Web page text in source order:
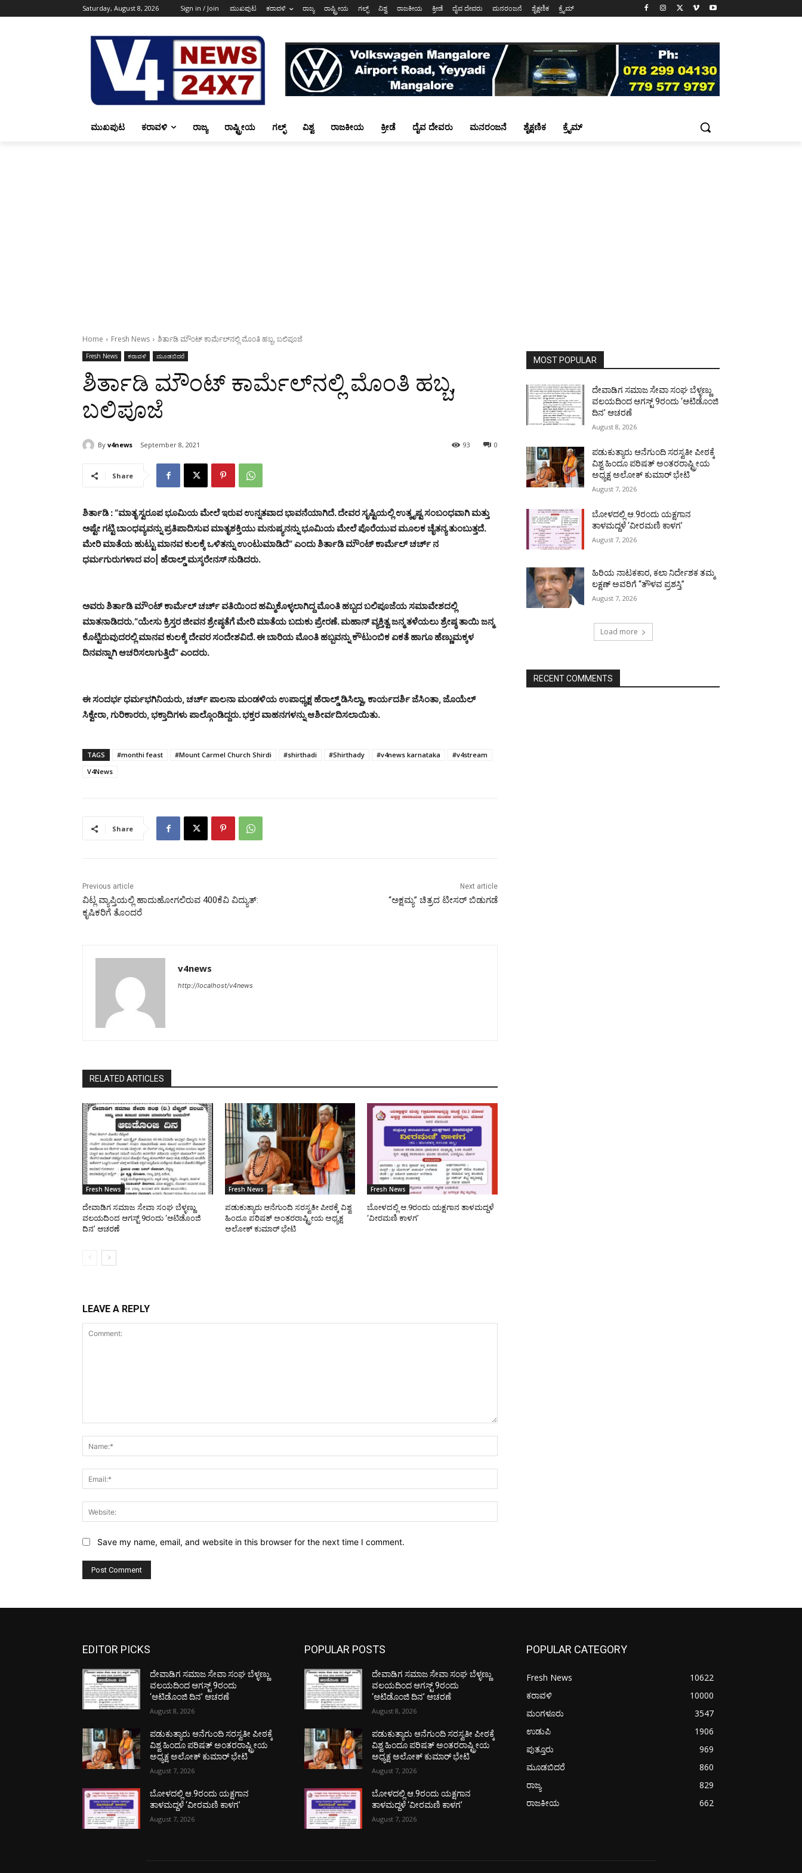
Saturday, August 8, 2026 Sign in / Join ಮುಖಪುಟ ಕರಾವಳಿ ರಾಜ್ಯ ರಾಷ್ಟ್ರೀಯ ಗಲ್ಫ್ ವಿಶ್ವ ರಾಜಕೀಯ ಕ್ರೀಡೆ ದೈವ ದೇವರು ಮನರಂಜನೆ ಶೈಕ್ಷಣಿಕ ಕ್ರೈಮ್
ಮುಖಪುಟ ಕರಾವಳಿ ರಾಜ್ಯ ರಾಷ್ಟ್ರೀಯ ಗಲ್ಫ್ ವಿಶ್ವ ರಾಜಕೀಯ ಕ್ರೀಡೆ ದೈವ ದೇವರು ಮನರಂಜನೆ ಶೈಕ್ಷಣಿಕ ಕ್ರೈಮ್
Home Fresh News ಶಿರ್ತಾಡಿ ಮೌಂಟ್ ಕಾರ್ಮೆಲ್‌ನಲ್ಲಿ ಮೊಂತಿ ಹಬ್ಬ, ಬಲಿಪೂಜೆ
Fresh News ಕರಾವಳಿ ಮೂಡಬಿದರೆ
ಶಿರ್ತಾಡಿ ಮೌಂಟ್ ಕಾರ್ಮೆಲ್‌ನಲ್ಲಿ ಮೊಂತಿ ಹಬ್ಬ,
ಬಲಿಪೂಜೆ
By v4news September 8, 2021 0
93
Share
ಶಿರ್ತಾಡಿ : “ಮಾತೃ ಸ್ವರೂಪ ಭೂಮಿಯ ಮೇಲೆ ಇರುವ ಉನ್ನತವಾದ ಭಾವನೆಯಾಗಿದೆ. ದೇವರ ಸೃಷ್ಟಿಯಲ್ಲಿ ಉತ್ಕೃಷ್ಟ ಸಂಬಂಧವಾಗಿ ಮತ್ತು
ಅಷ್ಟೇ ಗಟ್ಟಿ ಬಾಂಧವ್ಯವನ್ನು ಪ್ರತಿಪಾದಿಸುವ ಮಾತೃಶಕ್ತಿಯು ಮನುಷ್ಯನನ್ನು ಭೂಮಿಯ ಮೇಲೆ ಪೊರೆಯುವ ಮೂಲಕ ಚೈತನ್ಯ ತುಂಬುತ್ತದೆ.
ಮೇರಿ ಮಾತೆಯ ಹುಟ್ಟು ಮಾನವ ಕುಲಕ್ಕೆ ಒಳಿತನ್ನು ಉಂಟುಮಾಡಿದೆ” ಎಂದು ಶಿರ್ತಾಡಿ ಮೌಂಟ್ ಕಾರ್ಮೆಲ್ ಚರ್ಚ್ ನ
ಧರ್ಮಗುರುಗಳಾದ ವಂ| ಹೆರಾಲ್ಡ್ ಮಸ್ಕರೇನಸ್ ನುಡಿದರು.
ಅವರು ಶಿರ್ತಾಡಿ ಮೌಂಟ್ ಕಾರ್ಮೆಲ್ ಚರ್ಚ್ ವತಿಯಿಂದ ಹಮ್ಮಿಕೊಳ್ಳಲಾಗಿದ್ದ ಮೊಂತಿ ಹಬ್ಬದ ಬಲಿಪೂಜೆಯ ಸಮಾವೇಶದಲ್ಲಿ
ಮಾತನಾಡಿದರು.“ಯೇಸು ಕ್ರಿಸ್ತರ ಜೀವನ ಶ್ರೇಷ್ಠತೆಗೆ ಮೇರಿ ಮಾತೆಯ ಬದುಕು ಪ್ರೇರಣೆ. ಮಹಾನ್ ವ್ಯಕ್ತಿತ್ವ ಜನ್ಮ ತಳೆಯಲು ಶ್ರೇಷ್ಠ ತಾಯಿ ಜನ್ಮ
ಕೊಟ್ಟಿರುವುದರಲ್ಲಿ ಮಾನವ ಕುಲಕ್ಕೆ ದೇವರ ಸಂದೇಶವಿದೆ. ಈ ಬಾರಿಯ ಮೊಂತಿ ಹಬ್ಬವನ್ನು ಕೌಟುಂಬಿಕ ಏಕತೆ ಹಾಗೂ ಹೆಣ್ಣುಮಕ್ಕಳ
ದಿನವನ್ನಾಗಿ ಆಚರಿಸಲಾಗುತ್ತಿದೆ” ಎಂದರು.
ಈ ಸಂದರ್ಭ ಧರ್ಮಭಗಿನಿಯರು, ಚರ್ಚ್ ಪಾಲನಾ ಮಂಡಳಿಯ ಉಪಾಧ್ಯಕ್ಷ ಹೆರಾಲ್ಡ್ ಡಿಸಿಲ್ವಾ, ಕಾರ್ಯದರ್ಶಿ ಜೆಸಿಂತಾ, ಜೊಯೆಲ್
ಸಿಕ್ವೇರಾ, ಗುರಿಕಾರರು, ಭಕ್ತಾದಿಗಳು ಪಾಲ್ಗೊಂಡಿದ್ದರು.ಭಕ್ತರ ವಾಹನಗಳನ್ನು ಆಶೀರ್ವದಿಸಲಾಯಿತು.
TAGS #monthi feast #Mount Carmel Church Shirdi #shirthadi #Shirthady #v4news karnataka
#v4stream
V4News
Share
Previous article
ವಿಟ್ಲ ವ್ಯಾಪ್ತಿಯಲ್ಲಿ ಹಾದುಹೋಗಲಿರುವ 400ಕೆವಿ ವಿದ್ಯುತ್:
ಕೃಷಿಕರಿಗೆ ತೊಂದರೆ
Next article
“ಅಕ್ಷಮ್ಯ” ಚಿತ್ರದ ಟೀಸರ್ ಬಿಡುಗಡೆ
v4news
http://localhost/v4news
RELATED ARTICLES
Fresh News
ದೇವಾಡಿಗ ಸಮಾಜ ಸೇವಾ ಸಂಘ ಬೆಳ್ಳಣ್ಣು
ವಲಯದಿಂದ ಆಗಸ್ಟ್ 9ರಂದು ‘ಆಟಿಡೊಂಜಿ
ದಿನ’ ಆಚರಣೆ
Fresh News
ಪಡುಕುತ್ಯಾರು ಆನೆಗುಂದಿ ಸರಸ್ವತೀ ಪೀಠಕ್ಕೆ ವಿಶ್ವ
ಹಿಂದೂ ಪರಿಷತ್ ಅಂತರರಾಷ್ಟ್ರೀಯ ಅಧ್ಯಕ್ಷ
ಅಲೋಕ್ ಕುಮಾರ್ ಭೇಟಿ
Fresh News
ಬೋಳದಲ್ಲಿ ಆ.9ರಂದು ಯಕ್ಷಗಾನ ತಾಳಮದ್ದಳೆ
‘ವೀರಮಣಿ ಕಾಳಗ’
LEAVE A REPLY
Save my name, email, and website in this browser for the next time I comment.
MOST POPULAR
ದೇವಾಡಿಗ ಸಮಾಜ ಸೇವಾ ಸಂಘ ಬೆಳ್ಳಣ್ಣು
ವಲಯದಿಂದ ಆಗಸ್ಟ್ 9ರಂದು ‘ಆಟಿಡೊಂಜಿ
ದಿನ’ ಆಚರಣೆ
August 8, 2026
ಪಡುಕುತ್ಯಾರು ಆನೆಗುಂದಿ ಸರಸ್ವತೀ ಪೀಠಕ್ಕೆ
ವಿಶ್ವ ಹಿಂದೂ ಪರಿಷತ್ ಅಂತರರಾಷ್ಟ್ರೀಯ
ಅಧ್ಯಕ್ಷ ಅಲೋಕ್ ಕುಮಾರ್ ಭೇಟಿ
August 7, 2026
ಬೋಳದಲ್ಲಿ ಆ.9ರಂದು ಯಕ್ಷಗಾನ
ತಾಳಮದ್ದಳೆ ‘ವೀರಮಣಿ ಕಾಳಗ’
August 7, 2026
ಹಿರಿಯ ನಾಟಕಕಾರ, ಕಲಾ ನಿರ್ದೇಶಕ ತಮ್ಮ
ಲಕ್ಷಣ್ ಅವರಿಗೆ “ತೌಳವ ಪ್ರಶಸ್ತಿ”
August 7, 2026
Load more
RECENT COMMENTS
EDITOR PICKS
ದೇವಾಡಿಗ ಸಮಾಜ ಸೇವಾ ಸಂಘ ಬೆಳ್ಳಣ್ಣು
ವಲಯದಿಂದ ಆಗಸ್ಟ್ 9ರಂದು
‘ಆಟಿಡೊಂಜಿ ದಿನ’ ಆಚರಣೆ
August 8, 2026
ಪಡುಕುತ್ಯಾರು ಆನೆಗುಂದಿ ಸರಸ್ವತೀ ಪೀಠಕ್ಕೆ
ವಿಶ್ವ ಹಿಂದೂ ಪರಿಷತ್ ಅಂತರರಾಷ್ಟ್ರೀಯ
ಅಧ್ಯಕ್ಷ ಅಲೋಕ್ ಕುಮಾರ್ ಭೇಟಿ
August 7, 2026
ಬೋಳದಲ್ಲಿ ಆ.9ರಂದು ಯಕ್ಷಗಾನ
ತಾಳಮದ್ದಳೆ ‘ವೀರಮಣಿ ಕಾಳಗ’
August 7, 2026
POPULAR POSTS
ದೇವಾಡಿಗ ಸಮಾಜ ಸೇವಾ ಸಂಘ ಬೆಳ್ಳಣ್ಣು
ವಲಯದಿಂದ ಆಗಸ್ಟ್ 9ರಂದು
‘ಆಟಿಡೊಂಜಿ ದಿನ’ ಆಚರಣೆ
August 8, 2026
ಪಡುಕುತ್ಯಾರು ಆನೆಗುಂದಿ ಸರಸ್ವತೀ ಪೀಠಕ್ಕೆ
ವಿಶ್ವ ಹಿಂದೂ ಪರಿಷತ್ ಅಂತರರಾಷ್ಟ್ರೀಯ
ಅಧ್ಯಕ್ಷ ಅಲೋಕ್ ಕುಮಾರ್ ಭೇಟಿ
August 7, 2026
ಬೋಳದಲ್ಲಿ ಆ.9ರಂದು ಯಕ್ಷಗಾನ
ತಾಳಮದ್ದಳೆ ‘ವೀರಮಣಿ ಕಾಳಗ’
August 7, 2026
POPULAR CATEGORY
Fresh News
10622
ಕರಾವಳಿ
10000
ಮಂಗಳೂರು
3547
ಉಡುಪಿ
1906
ಪುತ್ತೂರು
969
ಮೂಡಬಿದರೆ
860
ರಾಜ್ಯ
829
ರಾಜಕೀಯ
662